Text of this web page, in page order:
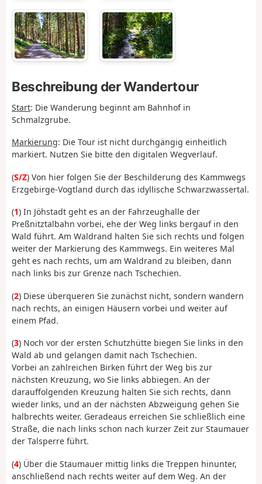
Beschreibung der Wandertour
Start: Die Wanderung beginnt am Bahnhof in
Schmalzgrube.
Markierung: Die Tour ist nicht durchgängig einheitlich
markiert. Nutzen Sie bitte den digitalen Wegverlauf.
(S/Z) Von hier folgen Sie der Beschilderung des Kammwegs
Erzgebirge-Vogtland durch das idyllische Schwarzwassertal.
(1) In Jöhstadt geht es an der Fahrzeughalle der
Preßnitztalbahn vorbei, ehe der Weg links bergauf in den
Wald führt. Am Waldrand halten Sie sich rechts und folgen
weiter der Markierung des Kammwegs. Ein weiteres Mal
geht es nach rechts, um am Waldrand zu bleiben, dann
nach links bis zur Grenze nach Tschechien.
(2) Diese überqueren Sie zunächst nicht, sondern wandern
nach rechts, an einigen Häusern vorbei und weiter auf
einem Pfad.
(3) Noch vor der ersten Schutzhütte biegen Sie links in den
Wald ab und gelangen damit nach Tschechien.
Vorbei an zahlreichen Birken führt der Weg bis zur
nächsten Kreuzung, wo Sie links abbiegen. An der
darauffolgenden Kreuzung halten Sie sich rechts, dann
wieder links, und an der nächsten Abzweigung gehen Sie
halbrechts weiter. Geradeaus erreichen Sie schließlich eine
Straße, die nach links schon nach kurzer Zeit zur Staumauer
der Talsperre führt.
(4) Über die Staumauer mittig links die Treppen hinunter,
anschließend nach rechts weiter auf dem Weg. An der